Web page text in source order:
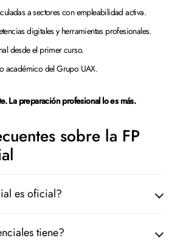
a sectores con empleabilidad activa.
digitales y herramientas profesionales.
desde el primer curso.
académico del Grupo UAX.
La preparación profesional lo es más.
sobre la FP
es oficial?
tiene?